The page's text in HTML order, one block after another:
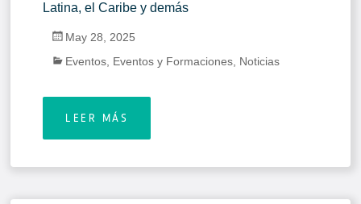
Latina, el Caribe y demás
May 28, 2025
Eventos Eventos y Formaciones Noticias
LEER MÁS